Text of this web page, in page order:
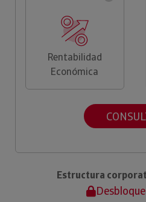
Rentabilidad
Económica
Estructura